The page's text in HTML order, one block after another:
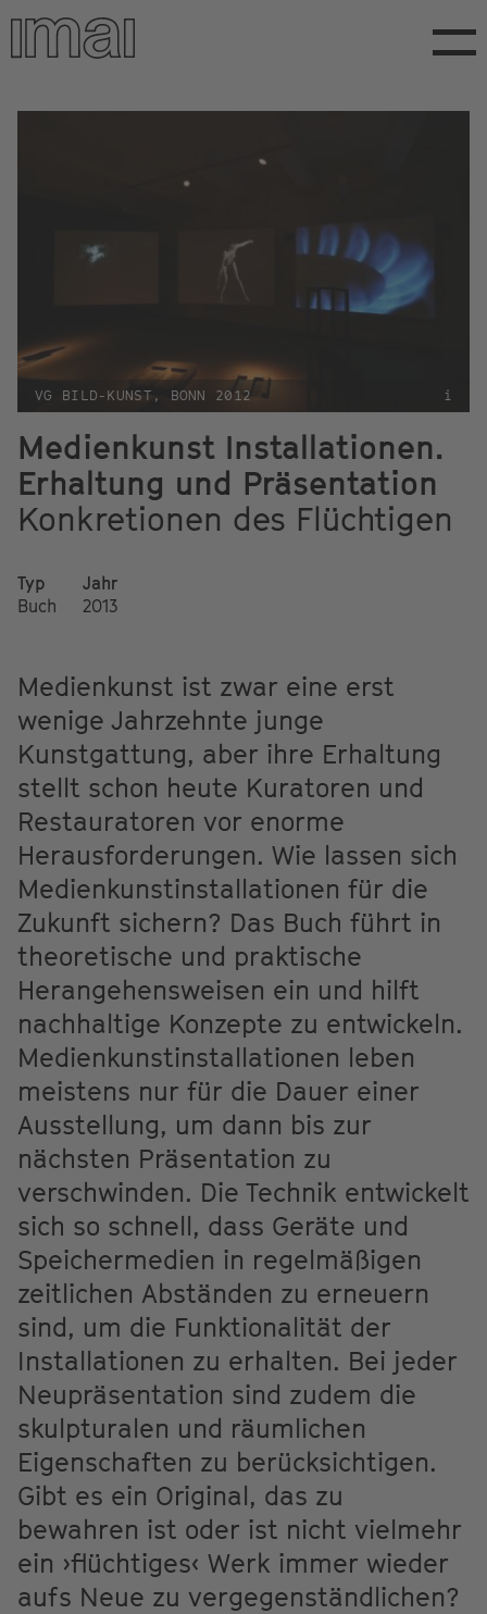
Direkt
zum
Inhalt
VG BILD-KUNST, BONN 2012 i
Medienkunst Installationen.
Erhaltung und Präsentation
Konkretionen des Flüchtigen
Typ
Buch
Jahr
2013
Medienkunst ist zwar eine erst
wenige Jahrzehnte junge
Kunstgattung, aber ihre Erhaltung
stellt schon heute Kuratoren und
Restauratoren vor enorme
Herausforderungen. Wie lassen sich
Medienkunstinstallationen für die
Zukunft sichern? Das Buch führt in
theoretische und praktische
Herangehensweisen ein und hilft
nachhaltige Konzepte zu entwickeln.
Medienkunstinstallationen leben
meistens nur für die Dauer einer
Ausstellung, um dann bis zur
nächsten Präsentation zu
verschwinden. Die Technik entwickelt
sich so schnell, dass Geräte und
Speichermedien in regelmäßigen
zeitlichen Abständen zu erneuern
sind, um die Funktionalität der
Installationen zu erhalten. Bei jeder
Neupräsentation sind zudem die
skulpturalen und räumlichen
Eigenschaften zu berücksichtigen.
Gibt es ein Original, das zu
bewahren ist oder ist nicht vielmehr
ein ›flüchtiges‹ Werk immer wieder
aufs Neue zu vergegenständlichen?